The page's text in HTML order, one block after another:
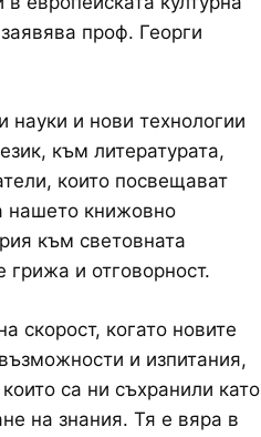
проф. Георги
науки и нови технологии
към литературата,
които посвещават
нашето книжовно
към световната
грижа и отговорност.
скорост, когато новите
и изпитания,
са ни съхранили като
на знания. Тя е вяра в